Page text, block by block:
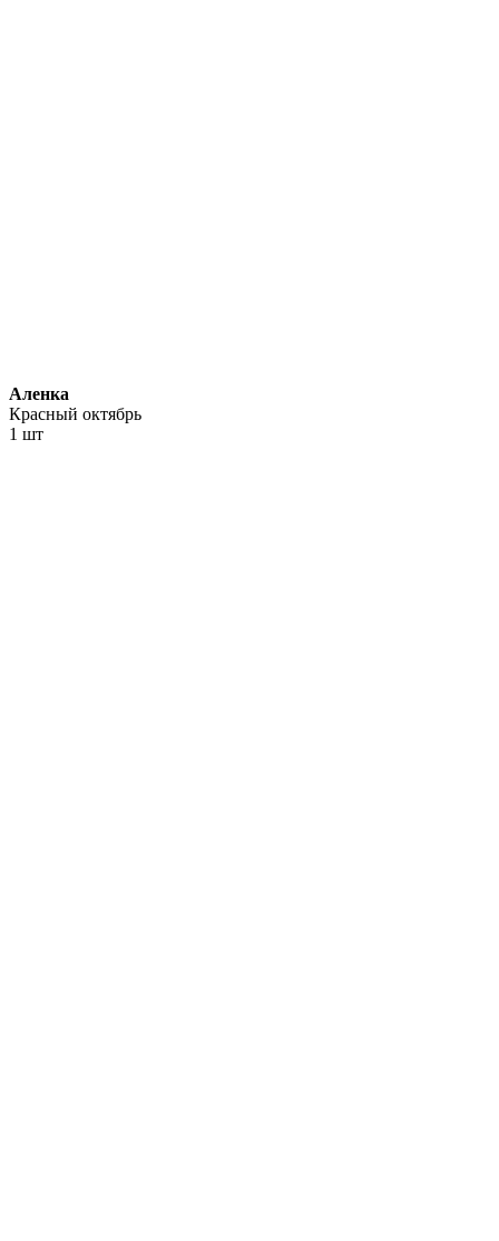
Аленка
Красный октябрь
1 шт